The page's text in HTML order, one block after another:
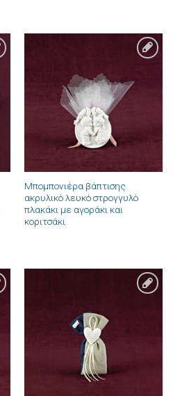
επιθυμιών
Μπομπονιέρα βάπτισης
ακρυλικό λευκό στρογγυλό
πλακάκι με αγοράκι και
κοριτσάκι